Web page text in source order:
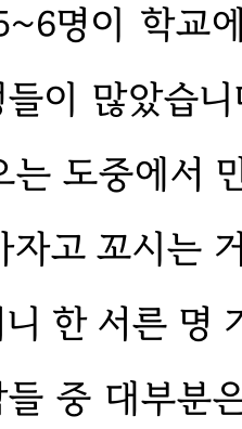
명이 학교
이 많았습
는 도중에서
자고 꼬시는
한 서른 명
중 대부분